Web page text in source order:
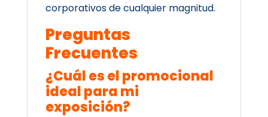
corporativos de cualquier magnitud.
Preguntas
Frecuentes
¿Cuál es el promocional
ideal para mi
exposición?